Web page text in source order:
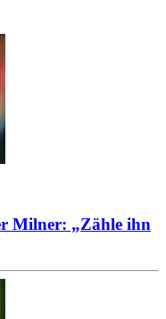
Milner: „Zähle ihn